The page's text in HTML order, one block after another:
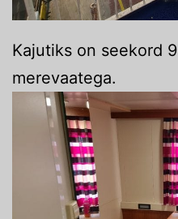
Kajutiks on seekord
merevaatega.